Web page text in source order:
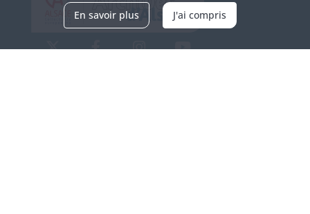
En savoir plus J'ai compris